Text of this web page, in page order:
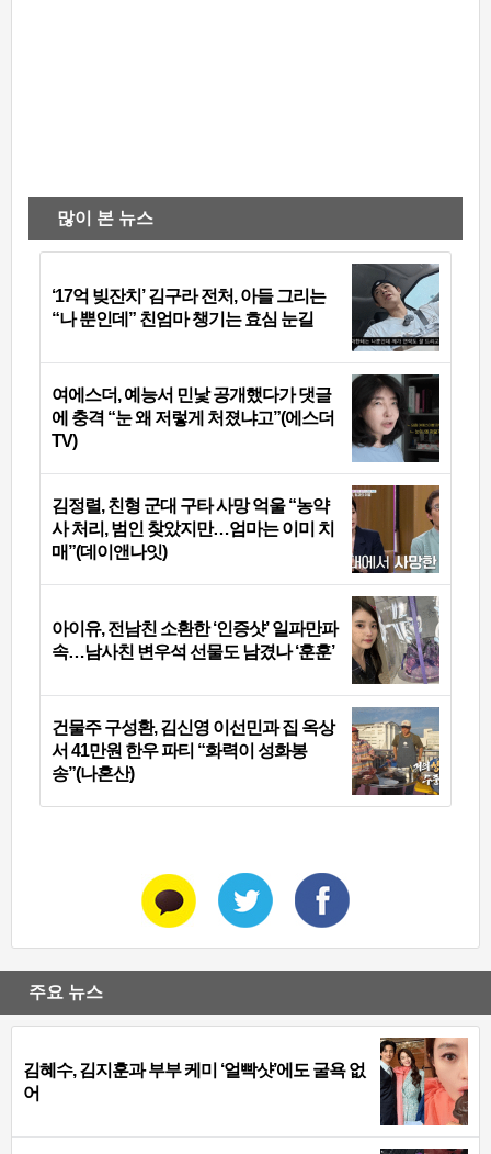
많이 본 뉴스
‘17억 빚잔치’ 김구라 전처, 아들 그리는
“나 뿐인데” 친엄마 챙기는 효심 눈길
여에스더, 예능서 민낯 공개했다가 댓글
에 충격 “눈 왜 저렇게 처졌냐고”(에스더
TV)
김정렬, 친형 군대 구타 사망 억울 “농약
사 처리, 범인 찾았지만…엄마는 이미 치
매”(데이앤나잇)
아이유, 전남친 소환한 ‘인증샷’ 일파만파
속…남사친 변우석 선물도 남겼나 ‘훈훈’
건물주 구성환, 김신영 이선민과 집 옥상
서 41만원 한우 파티 “화력이 성화봉
송”(나혼산)
주요 뉴스
김혜수, 김지훈과 부부 케미 ‘얼빡샷’에도 굴욕 없
어